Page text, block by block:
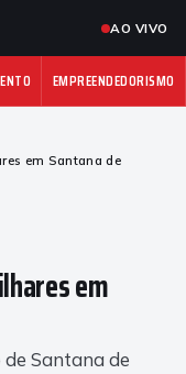
AO VIVO
EMPREENDEDORISMO
em Santana de
em
Santana de